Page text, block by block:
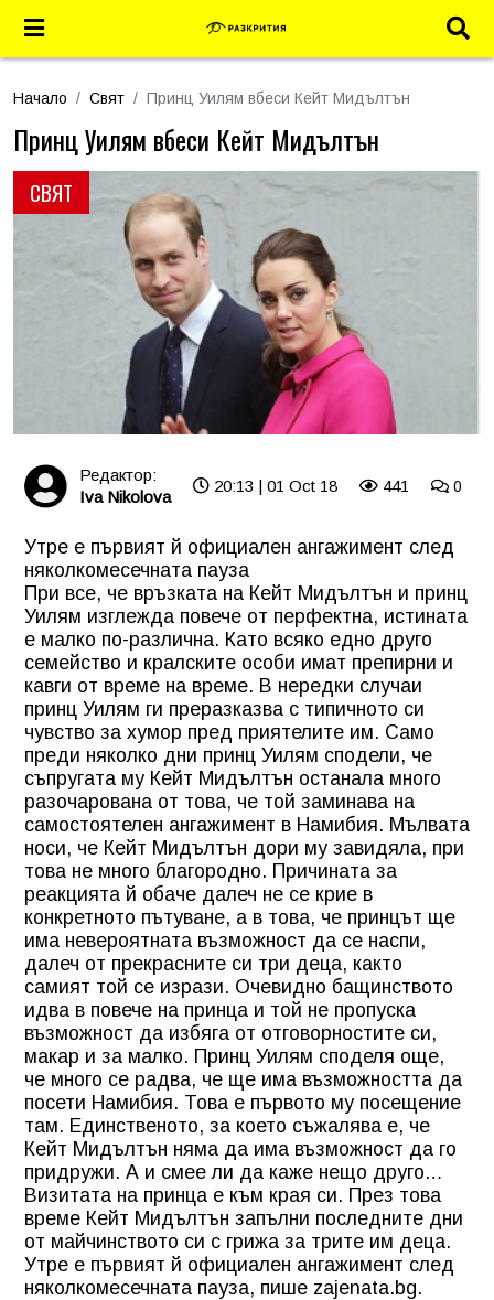
Начало Свят Принц Уилям вбеси Кейт Мидълтън
СВЯТ
Принц Уилям вбеси Кейт Мидълтън
Редактор:
Iva Nikolova
20:13 | 01 Oct 18 441 0
Утре е първият й официален ангажимент след
няколкомесечната пауза
При все, че връзката на Кейт Мидълтън и принц
Уилям изглежда повече от перфектна, истината
е малко по-различна. Като всяко едно друго
семейство и кралските особи имат препирни и
кавги от време на време. В нередки случаи
принц Уилям ги преразказва с типичното си
чувство за хумор пред приятелите им. Само
преди няколко дни принц Уилям сподели, че
съпругата му Кейт Мидълтън останала много
разочарована от това, че той заминава на
самостоятелен ангажимент в Намибия. Мълвата
носи, че Кейт Мидълтън дори му завидяла, при
това не много благородно. Причината за
реакцията й обаче далеч не се крие в
конкретното пътуване, а в това, че принцът ще
има невероятната възможност да се наспи,
далеч от прекрасните си три деца, както
самият той се изрази. Очевидно бащинството
идва в повече на принца и той не пропуска
възможност да избяга от отговорностите си,
макар и за малко. Принц Уилям споделя още,
че много се радва, че ще има възможността да
посети Намибия. Това е първото му посещение
там. Единственото, за което съжалява е, че
Кейт Мидълтън няма да има възможност да го
придружи. А и смее ли да каже нещо друго…
Визитата на принца е към края си. През това
време Кейт Мидълтън запълни последните дни
от майчинството си с грижа за трите им деца.
Утре е първият й официален ангажимент след
няколкомесечната пауза, пише zajenata.bg.